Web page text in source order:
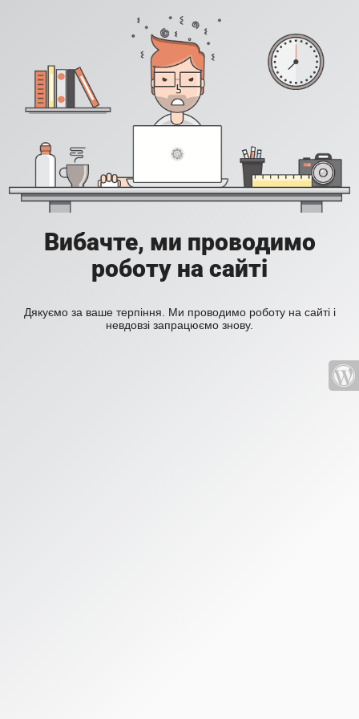
Вибачте, ми проводимо
роботу на сайті
Дякуємо за ваше терпіння. Ми проводимо роботу на сайті і
невдовзі запрацюємо знову.